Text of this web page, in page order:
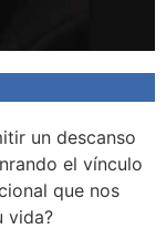
un descanso
el vínculo
que nos
vida?